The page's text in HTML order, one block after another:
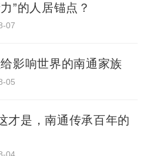
”的人居锚点？
07
影响世界的南通家族
05
才是，南通传承百年的